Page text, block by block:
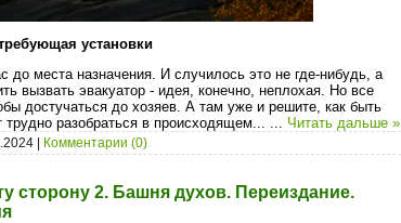
установки
места назначения. И случилось это не где-нибудь, а
вызвать эвакуатор - идея, конечно, неплохая. Но все
достучаться до хозяев. А там уже и решите, как быть
разобраться в происходящем... ... Читать дальше »
Комментарии (0)
сторону 2. Башня духов. Переиздание.